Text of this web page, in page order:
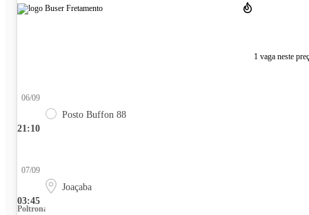
1 vaga neste
21:10
06/09
Posto Buffon 88
03:45
07/09
Joaçaba
Poltrona